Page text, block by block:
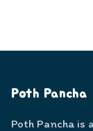
Poth Pancha
Poth Pancha